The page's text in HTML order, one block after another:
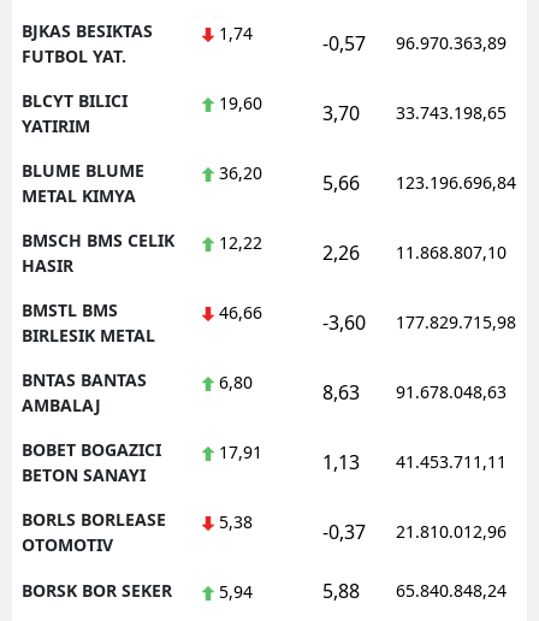
BJKAS BESIKTAS
FUTBOL YAT.
1,74 -0,57 96.970.363,89
BLCYT BILICI
YATIRIM
19,60 3,70 33.743.198,65
BLUME BLUME
METAL KIMYA
36,20 5,66 123.196.696,84
BMSCH BMS CELIK
HASIR
12,22 2,26 11.868.807,10
BMSTL BMS
BIRLESIK METAL
46,66 -3,60 177.829.715,98
BNTAS BANTAS
AMBALAJ
6,80 8,63 91.678.048,63
BOBET BOGAZICI
BETON SANAYI
17,91 1,13 41.453.711,11
BORLS BORLEASE
OTOMOTIV
5,38 -0,37 21.810.012,96
BORSK BOR SEKER 5,94 5,88 65.840.848,24